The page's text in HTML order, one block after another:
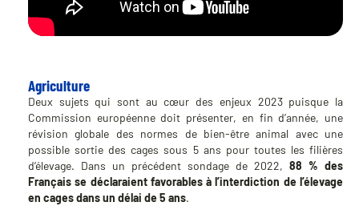
Agriculture
Deux sujets qui sont au cœur des enjeux 2023 puisque la
Commission européenne doit présenter, en fin d’année, une
révision globale des normes de bien-être animal avec une
possible sortie des cages sous 5 ans pour toutes les filières
d’élevage. Dans un précédent sondage de 2022, 88 % des
Français se déclaraient favorables à l’interdiction de l’élevage
en cages dans un délai de 5 ans.